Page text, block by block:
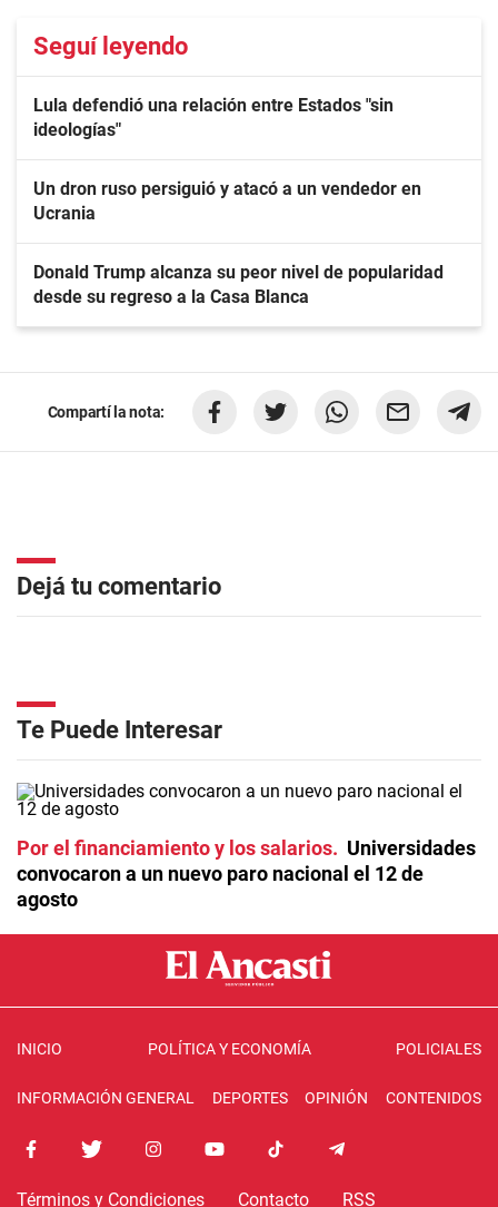
Seguí leyendo
Lula defendió una relación entre Estados "sin
ideologías"
Un dron ruso persiguió y atacó a un vendedor en
Ucrania
Donald Trump alcanza su peor nivel de popularidad
desde su regreso a la Casa Blanca
Compartí la nota:
Dejá tu comentario
Te Puede Interesar
Por el financiamiento y los salarios
Universidades
convocaron a un nuevo paro nacional el 12 de
agosto
INICIO POLÍTICA Y ECONOMÍA POLICIALES
INFORMACIÓN GENERAL DEPORTES OPINIÓN CONTENIDOS
Términos y Condiciones Contacto RSS